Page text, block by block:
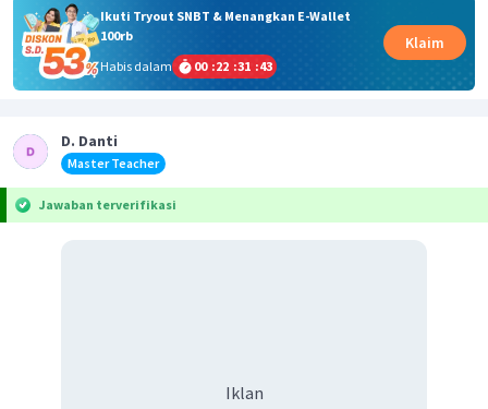
Ikuti Tryout SNBT & Menangkan E-Wallet
100rb
Habis dalam
00 :22 :31 :43
Klaim
D. Danti
Master Teacher
Jawaban terverifikasi
Iklan